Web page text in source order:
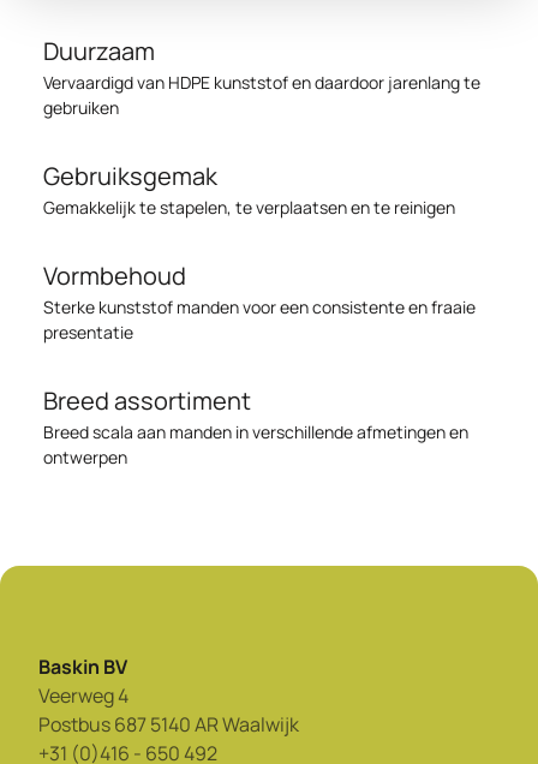
Duurzaam
Vervaardigd van HDPE kunststof en daardoor jarenlang te
gebruiken
Gebruiksgemak
Gemakkelijk te stapelen, te verplaatsen en te reinigen
Vormbehoud
Sterke kunststof manden voor een consistente en fraaie
presentatie
Breed assortiment
Breed scala aan manden in verschillende afmetingen en
ontwerpen
Baskin BV
Veerweg 4
Postbus 687 5140 AR Waalwijk
+31 (0)416 - 650 492